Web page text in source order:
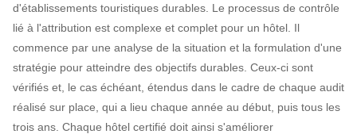
d'établissements touristiques durables. Le processus de contrôle
lié à l'attribution est complexe et complet pour un hôtel. Il
commence par une analyse de la situation et la formulation d'une
stratégie pour atteindre des objectifs durables. Ceux-ci sont
vérifiés et, le cas échéant, étendus dans le cadre de chaque audit
réalisé sur place, qui a lieu chaque année au début, puis tous les
trois ans. Chaque hôtel certifié doit ainsi s'améliorer